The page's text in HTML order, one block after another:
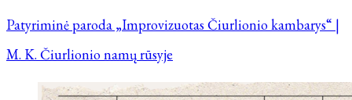
Patyriminė paroda „Improvizuotas Čiurlionio kambarys“ |
M. K. Čiurlionio namų rūsyje